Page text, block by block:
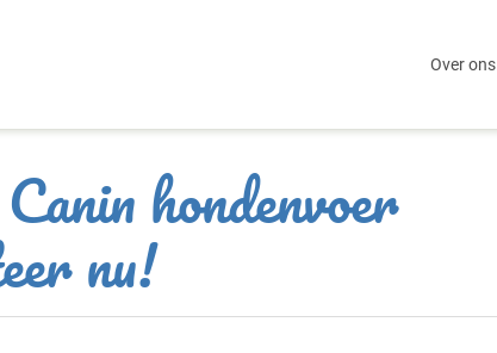
Over ons
hondenvoer
nu!